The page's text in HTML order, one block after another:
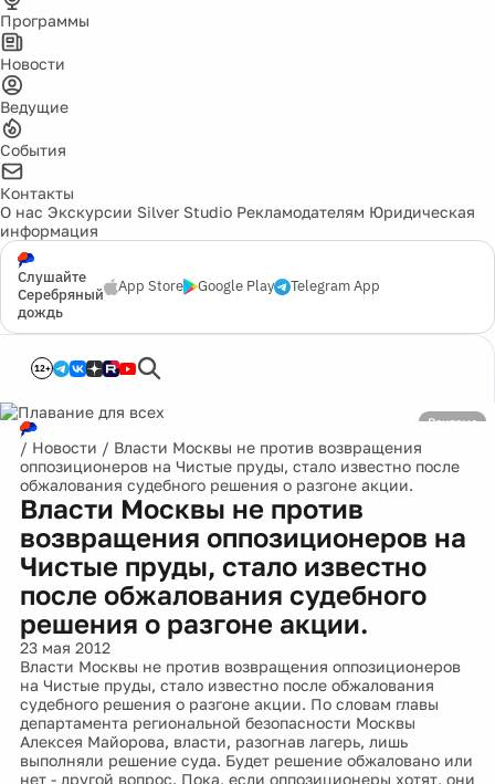
Программы
Новости
Ведущие
События
Контакты
О нас Экскурсии Silver Studio Рекламодателям Юридическая
информация
Слушайте
Серебряный
дождь
App Store Google Play Telegram App
12+
/ Новости / Власти Москвы не против возвращения
оппозиционеров на Чистые пруды, стало известно после
обжалования судебного решения о разгоне акции.
Власти Москвы не против
возвращения оппозиционеров на
Чистые пруды, стало известно
после обжалования судебного
решения о разгоне акции.
23 мая 2012
Власти Москвы не против возвращения оппозиционеров
на Чистые пруды, стало известно после обжалования
судебного решения о разгоне акции. По словам главы
департамента региональной безопасности Москвы
Алексея Майорова, власти, разогнав лагерь, лишь
выполняли решение суда. Будет решение обжаловано или
нет - другой вопрос. Пока, если оппозиционеры хотят, они